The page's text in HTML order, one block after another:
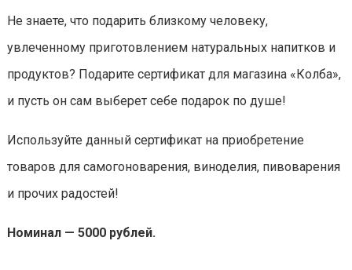
Не знаете, что подарить близкому человеку,
увлеченному приготовлением натуральных напитков и
продуктов? Подарите сертификат для магазина «Колба»,
и пусть он сам выберет себе подарок по душе!
Используйте данный сертификат на приобретение
товаров для самогоноварения, виноделия, пивоварения
и прочих радостей!
Номинал — 5000 рублей.